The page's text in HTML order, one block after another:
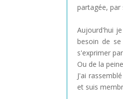
partagée, par
Aujourd'hui
besoin de
s'exprimer
Ou de la
J'ai
et suis